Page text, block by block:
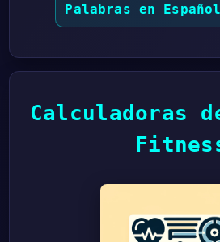
Palabras en Español
Calculadoras